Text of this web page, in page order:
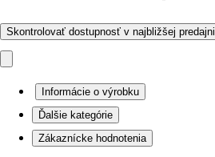
Skontrolovať dostupnosť v najbližšej predajni
Informácie o výrobku
Ďalšie kategórie
Zákaznícke hodnotenia